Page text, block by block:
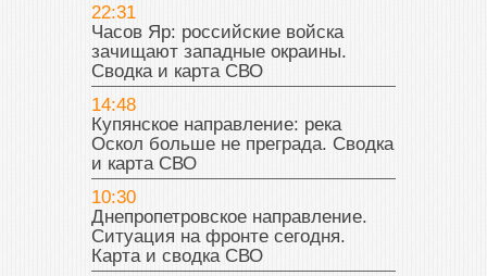
22:31
Часов Яр: российские войска
зачищают западные окраины.
Сводка и карта СВО
14:48
Купянское направление: река
Оскол больше не преграда. Сводка
и карта СВО
10:30
Днепропетровское направление.
Ситуация на фронте сегодня.
Карта и сводка СВО